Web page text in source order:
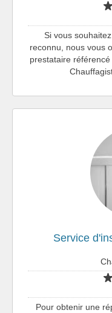
Si vous
reconnu, nous vous
prestataire
Service
Pour obtenir une